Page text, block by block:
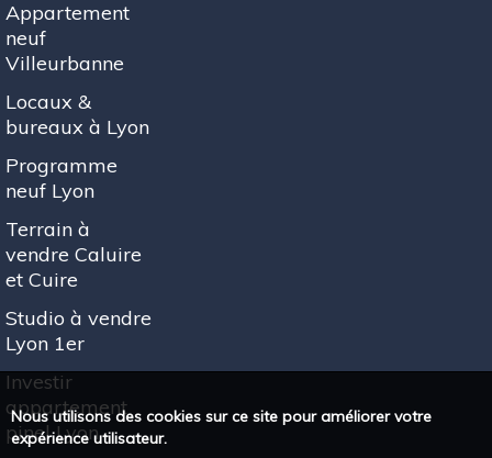
Appartement
neuf
Villeurbanne
Locaux &
bureaux à Lyon
Programme
neuf Lyon
Terrain à
vendre Caluire
et Cuire
Studio à vendre
Lyon 1er
Investir
appartement
pinel Lyon
Nous utilisons des cookies sur ce site pour améliorer votre
expérience utilisateur.